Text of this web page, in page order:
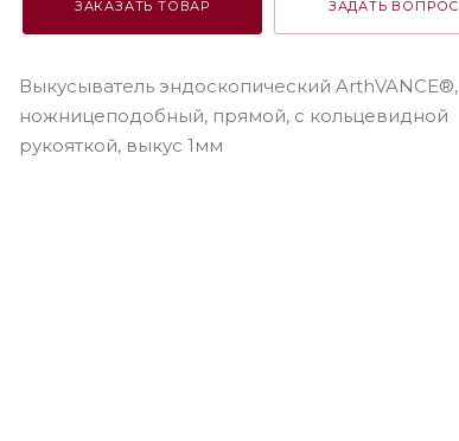
ЗАКАЗАТЬ ТОВАР ЗАДАТЬ ВОПРОС
Выкусыватель эндоскопический ArthVANCE®,
ножницеподобный, прямой, с кольцевидной
рукояткой, выкус 1мм